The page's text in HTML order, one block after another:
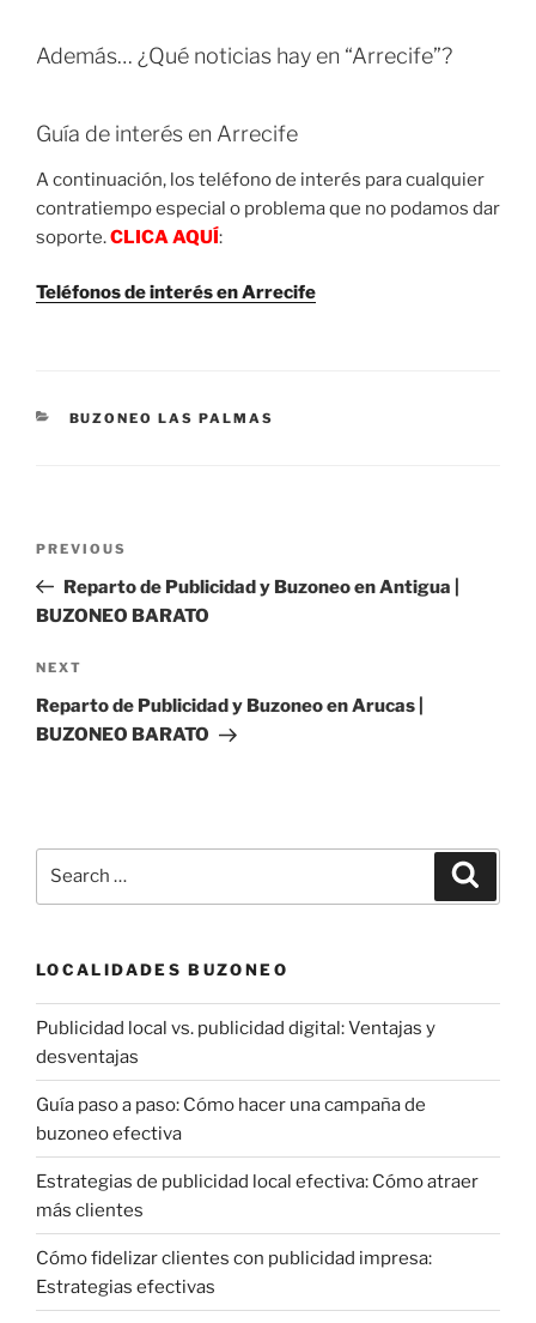
Además… ¿Qué noticias hay en “Arrecife”?
Guía de interés en Arrecife
A continuación, los teléfono de interés para cualquier
contratiempo especial o problema que no podamos dar
soporte.CLICA AQUÍ:
Teléfonos de interés en Arrecife
CATEGORIES
BUZONEO LAS PALMAS
Previous
Post
PREVIOUS
Reparto de Publicidad y Buzoneo en Antigua |
BUZONEO BARATO
Next
Post
NEXT
Reparto de Publicidad y Buzoneo en Arucas |
BUZONEO BARATO
LOCALIDADES BUZONEO
Publicidad local vs. publicidad digital: Ventajas y
desventajas
Guía paso a paso: Cómo hacer una campaña de
buzoneo efectiva
Estrategias de publicidad local efectiva: Cómo atraer
más clientes
Cómo fidelizar clientes con publicidad impresa:
Estrategias efectivas